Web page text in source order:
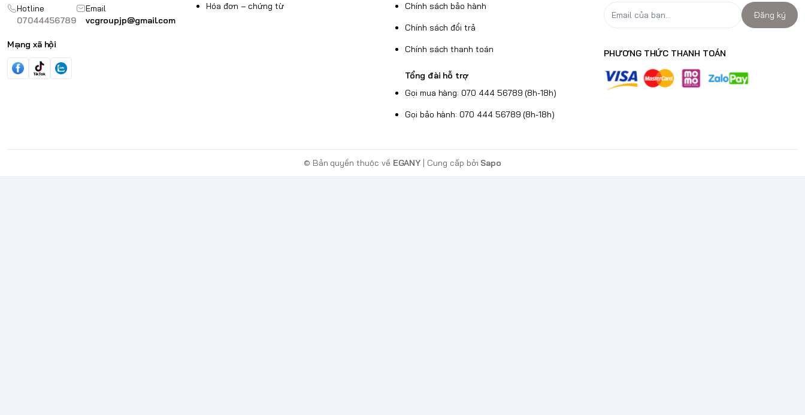
Hotline
07044456789
Email
vcgroupjp@gmail.com
Mạng xã hội
Hóa đơn – chứng từ
Chính sách bảo hành
Chính sách đổi trả
Chính sách thanh toán
Tổng đài hỗ trợ
Gọi mua hàng: 070 444 56789 (8h-18h)
Gọi bảo hành: 070 444 56789 (8h-18h)
Đăng ký
PHƯƠNG THỨC THANH TOÁN
© Bản quyền thuộc về EGANY | Cung cấp bởi Sapo